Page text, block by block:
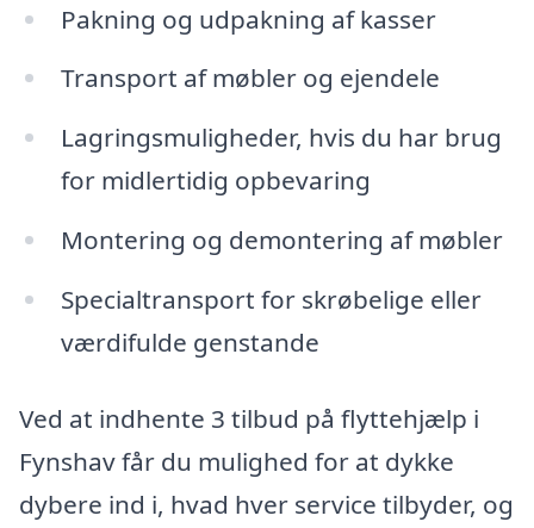
Pakning og udpakning af kasser
Transport af møbler og ejendele
Lagringsmuligheder, hvis du har brug
for midlertidig opbevaring
Montering og demontering af møbler
Specialtransport for skrøbelige eller
værdifulde genstande
Ved at indhente 3 tilbud på flyttehjælp i
Fynshav får du mulighed for at dykke
dybere ind i, hvad hver service tilbyder, og